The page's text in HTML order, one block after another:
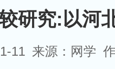
研究:以河
11 来源：网学